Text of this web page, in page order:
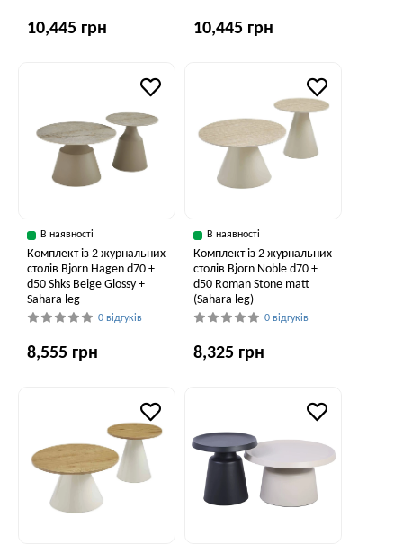
10,445 грн 10,445 грн
В наявності
Комплект із 2 журнальних
столів Bjorn Hagen d70 +
d50 Shks Beige Glossy +
Sahara leg
0 відгуків
8,555 грн
В наявності
Комплект із 2 журнальних
столів Bjorn Noble d70 +
d50 Roman Stone matt
(Sahara leg)
0 відгуків
8,325 грн